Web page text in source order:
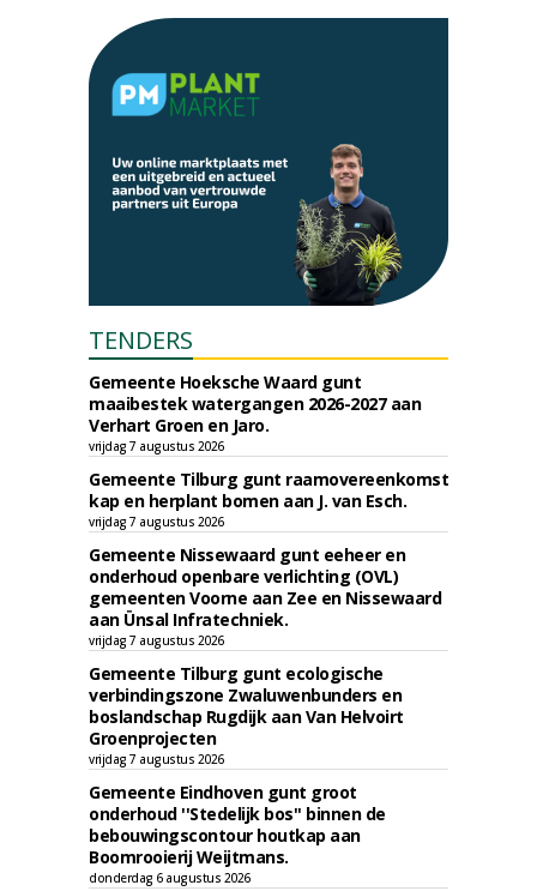
TENDERS
Gemeente Hoeksche Waard gunt
maaibestek watergangen 2026-2027 aan
Verhart Groen en Jaro.
vrijdag 7 augustus 2026
Gemeente Tilburg gunt raamovereenkomst
kap en herplant bomen aan J. van Esch.
vrijdag 7 augustus 2026
Gemeente Nissewaard gunt eeheer en
onderhoud openbare verlichting (OVL)
gemeenten Voorne aan Zee en Nissewaard
aan Ünsal Infratechniek.
vrijdag 7 augustus 2026
Gemeente Tilburg gunt ecologische
verbindingszone Zwaluwenbunders en
boslandschap Rugdijk aan Van Helvoirt
Groenprojecten
vrijdag 7 augustus 2026
Gemeente Eindhoven gunt groot
onderhoud ''Stedelijk bos'' binnen de
bebouwingscontour houtkap aan
Boomrooierij Weijtmans.
donderdag 6 augustus 2026